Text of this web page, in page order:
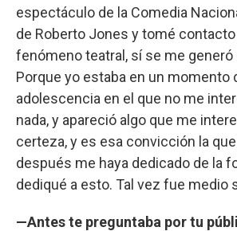
espectáculo de la Comedia
de Roberto Jones y tomé
fenómeno teatral, sí se me generó
Porque yo estaba en un momento
adolescencia en el que no me
nada, y apareció algo que me
certeza, y es esa convicción la
después me haya dedicado de la
dediqué a esto. Tal vez fue medio
—Antes te preguntaba por tu